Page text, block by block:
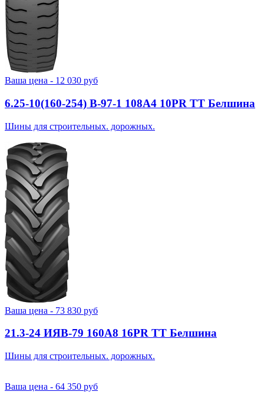
Ваша цена - 12 030 руб
6.25-10(160-254) В-97-1 108A4 10PR TT Белшина
Шины для строительных. дорожных.
Ваша цена - 73 830 руб
21.3-24 ИЯВ-79 160A8 16PR TT Белшина
Шины для строительных. дорожных.
Ваша цена - 64 350 руб